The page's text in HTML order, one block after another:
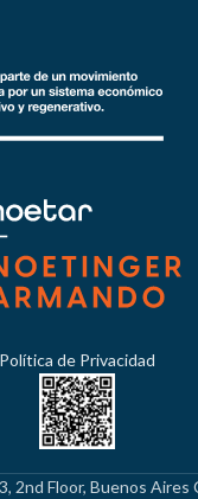
Política de Privacidad
2nd Floor, Buenos Aires